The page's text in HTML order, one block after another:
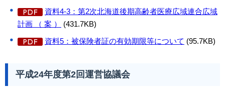
資料4-3：第2次北海道後期高齢者医療広域連合広域
計画 （ 案 ）
(431.7KB)
資料5：被保険者証の有効期限等について (95.7KB)
平成24年度第2回運営協議会